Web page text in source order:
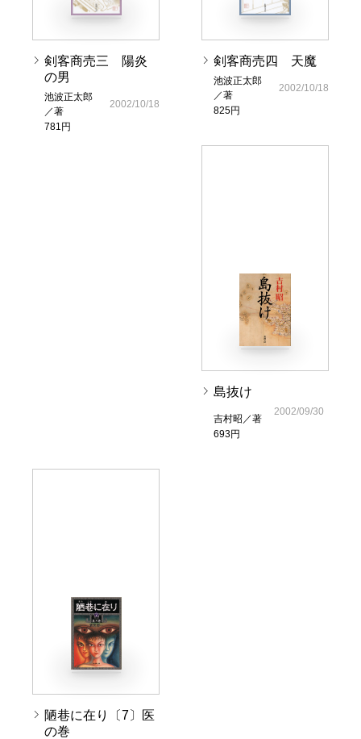
剣客商売三 陽炎
の男
池波正太郎
／著
781円
2002/10/18
剣客商売四 天魔
池波正太郎
／著
825円
2002/10/18
島抜け
吉村昭／著
693円
2002/09/30
陋巷に在り〔7〕医
の巻